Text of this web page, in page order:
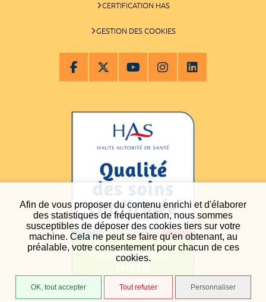
Afin de vous proposer du contenu enrichi et d'élaborer
des statistiques de fréquentation, nous sommes
susceptibles de déposer des cookies tiers sur votre
machine. Cela ne peut se faire qu'en obtenant, au
préalable, votre consentement pour chacun de ces
cookies.
OK, tout accepter Tout refuser Personnaliser
CERTIFICATION HAS
GESTION DES COOKIES